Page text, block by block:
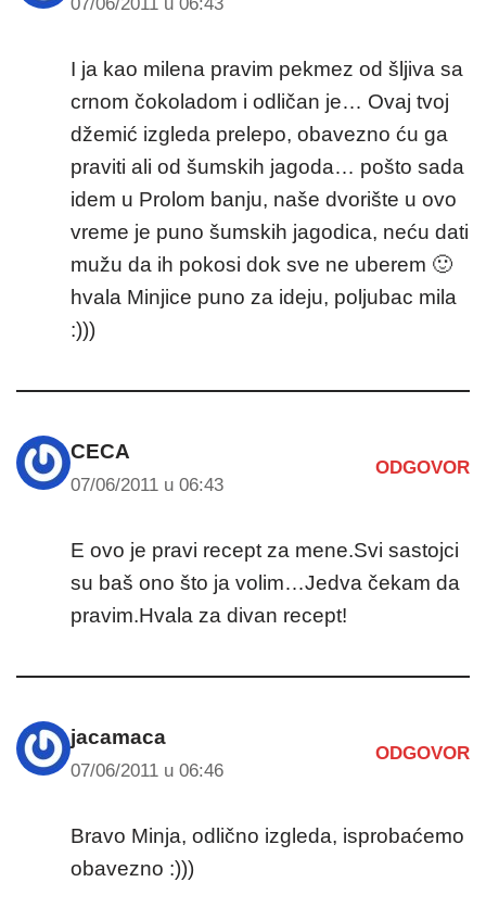
I ja kao milena pravim pekmez od šljiva sa
crnom čokoladom i odličan je… Ovaj tvoj
džemić izgleda prelepo, obavezno ću ga
praviti ali od šumskih jagoda… pošto sada
idem u Prolom banju, naše dvorište u ovo
vreme je puno šumskih jagodica, neću dati
mužu da ih pokosi dok sve ne uberem 🙂
hvala Minjice puno za ideju, poljubac mila
:)))
CECA
07/06/2011 u 06:43
ODGOVOR
E ovo je pravi recept za mene.Svi sastojci
su baš ono što ja volim…Jedva čekam da
pravim.Hvala za divan recept!
jacamaca
07/06/2011 u 06:46
ODGOVOR
Bravo Minja, odlično izgleda, isprobaćemo
obavezno :)))